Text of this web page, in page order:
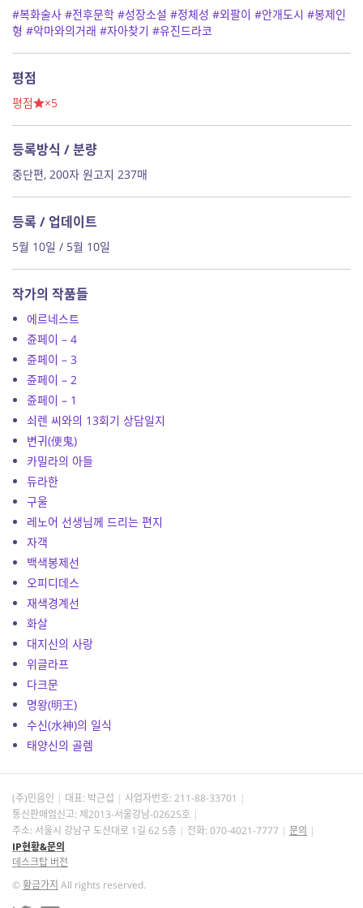
#복화술사 #전후문학 #성장소설 #정체성 #외팔이 #안개도시 #봉제인
형 #악마와의거래 #자아찾기 #유진드라코
평점
평점 ×5
등록방식 / 분량
중단편, 200자 원고지 237매
등록 / 업데이트
5월 10일 / 5월 10일
작가의 작품들
에르네스트
쥰페이 – 4
쥰페이 – 3
쥰페이 – 2
쥰페이 – 1
쇠렌 씨와의 13회기 상담일지
변귀(便鬼)
카밀라의 아들
듀라한
구울
레노어 선생님께 드리는 편지
자객
백색봉제선
오피디데스
재색경계선
화살
대지신의 사랑
위글라프
다크문
명왕(明王)
수신(水神)의 일식
태양신의 골렘
(주)민음인 대표: 박근섭 사업자번호: 211-88-33701
통신판매업신고: 제2013-서울강남-02625호
주소: 서울시 강남구 도산대로 1길 62 5층
전화: 070-4021-7777
문의
IP현황&문의
데스크탑 버전
©황금가지 All rights reserved.